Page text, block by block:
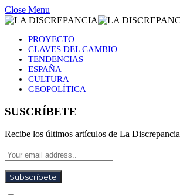
Close Menu
PROYECTO
CLAVES DEL CAMBIO
TENDENCIAS
ESPAÑA
CULTURA
GEOPOLÍTICA
SUSCRÍBETE
Recibe los últimos artículos de La Discrepancia